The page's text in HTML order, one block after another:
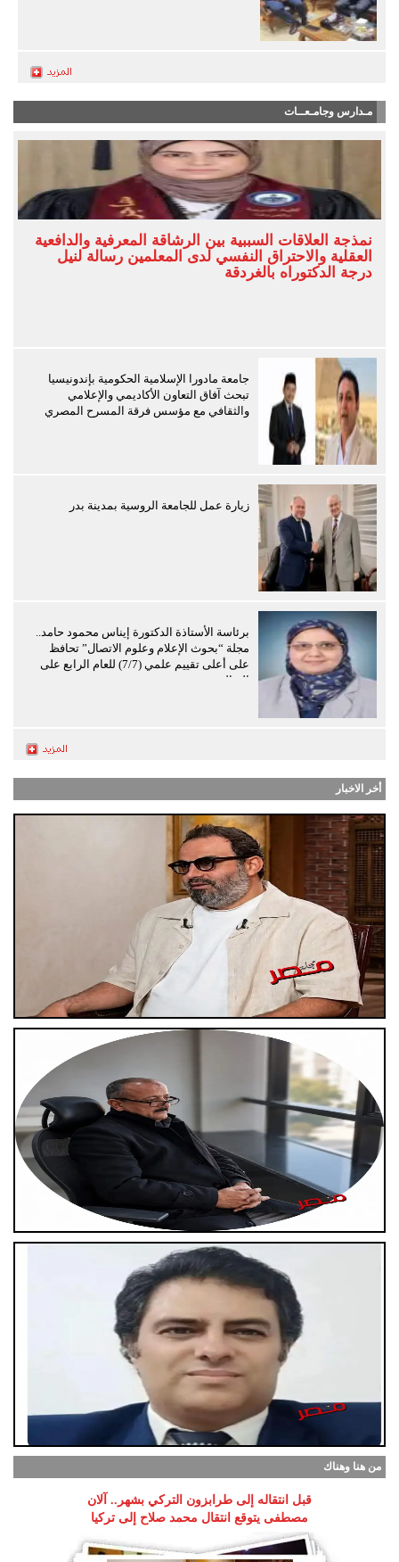
مـدارس وجامـعــات
نمذجة العلاقات السببية بين الرشاقة المعرفية والدافعية
العقلية والاحتراق النفسي لدى المعلمين رسالة لنيل
درجة الدكتوراه بالغردقة
جامعة مادورا الإسلامية الحكومية بإندونيسيا
تبحث آفاق التعاون الأكاديمي والإعلامي
والثقافي مع مؤسس فرقة المسرح المصري
زيارة عمل للجامعة الروسية بمدينة بدر
برئاسة الأستاذة الدكتورة إيناس محمود حامد..
مجلة “بحوث الإعلام وعلوم الاتصال” تحافظ
على أعلى تقييم علمي (7/7) للعام الرابع على
التوالي
أخر الاخبار
من هنا وهناك
قبل انتقاله إلى طرابزون التركي بشهر.. آلان
مصطفى يتوقع انتقال محمد صلاح إلى تركيا